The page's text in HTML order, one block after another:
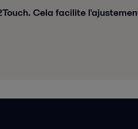
Cela facilite